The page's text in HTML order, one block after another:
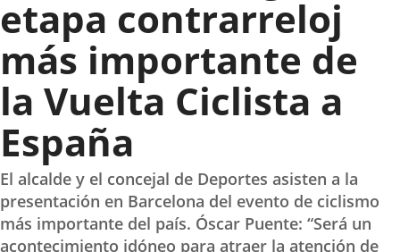
etapa contrarreloj
más importante de
la Vuelta Ciclista a
España
El alcalde y el concejal de Deportes asisten a la
presentación en Barcelona del evento de ciclismo
más importante del país. Óscar Puente: “Será un
acontecimiento idóneo para atraer la atención de